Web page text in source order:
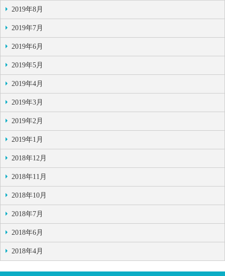
2019年8月
2019年7月
2019年6月
2019年5月
2019年4月
2019年3月
2019年2月
2019年1月
2018年12月
2018年11月
2018年10月
2018年7月
2018年6月
2018年4月